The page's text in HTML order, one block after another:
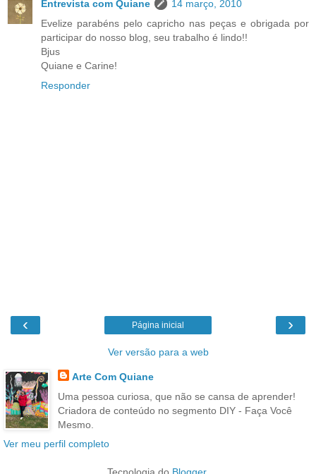
Entrevista com Quiane
14 março, 2010
Evelize parabéns pelo capricho nas peças e obrigada por
participar do nosso blog, seu trabalho é lindo!!
Bjus
Quiane e Carine!
Responder
‹ ›
Página inicial
Ver versão para a web
Arte Com Quiane
Uma pessoa curiosa, que não se cansa de aprender!
Criadora de conteúdo no segmento DIY - Faça Você
Mesmo.
Ver meu perfil completo
Tecnologia do Blogger.